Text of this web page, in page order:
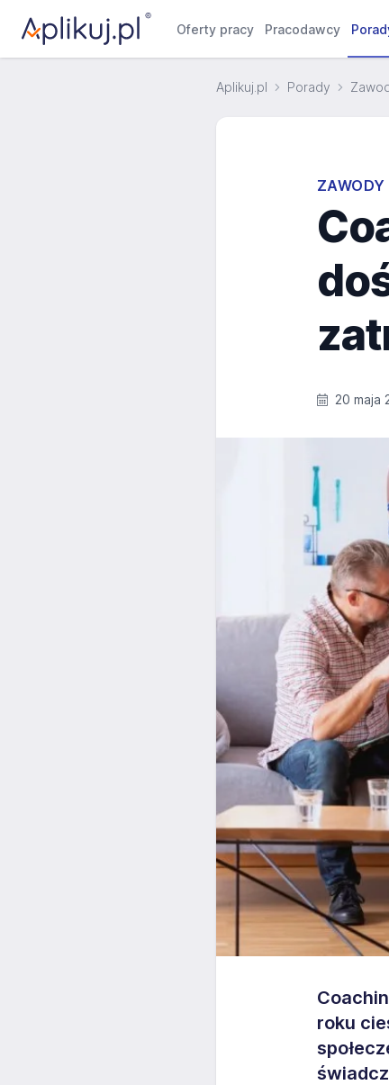
Oferty pracy Pracodawcy
Aplikuj.pl Porady
ZAWODY
20 maja
roku